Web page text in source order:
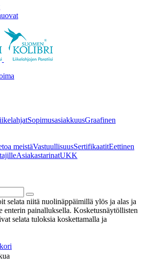
SopimusasiakkuusGraafinen
meistäVastuullisuusSertifikaatitEettinen
AsiakastarinatUKK
selata niitä nuolinäppäimillä ylös ja alas ja
enterin painalluksella. Kosketusnäytöllisten
selata tuloksia koskettamalla ja